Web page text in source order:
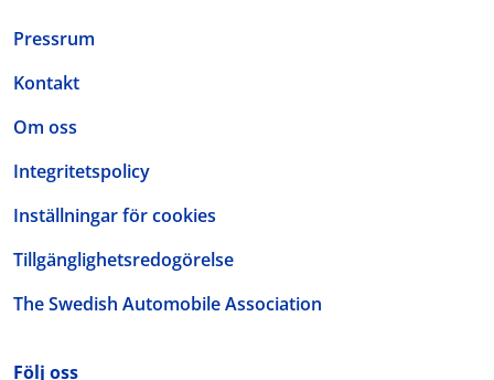
Pressrum
Kontakt
Om oss
Integritetspolicy
Inställningar för cookies
Tillgänglighetsredogörelse
The Swedish Automobile Association
Följ oss